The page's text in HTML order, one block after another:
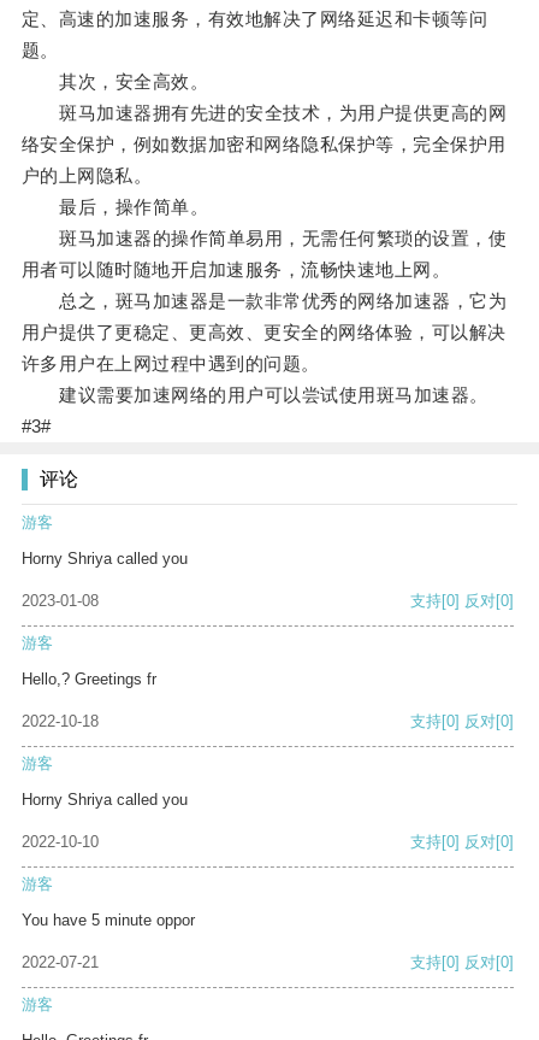
定、高速的加速服务，有效地解决了网络延迟和卡顿等问
题。
其次，安全高效。
斑马加速器拥有先进的安全技术，为用户提供更高的网
络安全保护，例如数据加密和网络隐私保护等，完全保护用
户的上网隐私。
最后，操作简单。
斑马加速器的操作简单易用，无需任何繁琐的设置，使
用者可以随时随地开启加速服务，流畅快速地上网。
总之，斑马加速器是一款非常优秀的网络加速器，它为
用户提供了更稳定、更高效、更安全的网络体验，可以解决
许多用户在上网过程中遇到的问题。
建议需要加速网络的用户可以尝试使用斑马加速器。
#3#
评论
游客
Horny Shriya called you
2023-01-08 支持[0] 反对[0]
游客
Hello,? Greetings fr
2022-10-18 支持[0] 反对[0]
游客
Horny Shriya called you
2022-10-10 支持[0] 反对[0]
游客
You have 5 minute oppor
2022-07-21 支持[0] 反对[0]
游客